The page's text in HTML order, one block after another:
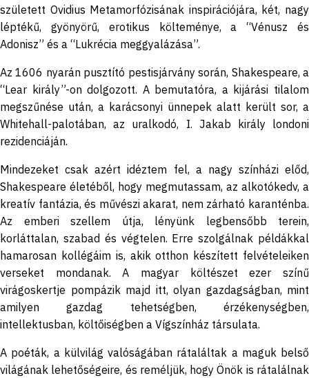
született Ovidius Metamorfózisának inspirációjára, két, nagy
léptékű, gyönyörű, erotikus költeménye, a “Vénusz és
Adonisz” és a “Lukrécia meggyalázása”.
Az 1606 nyarán pusztító pestisjárvány során, Shakespeare, a
“Lear király”-on dolgozott. A bemutatóra, a kijárási tilalom
megszűnése után, a karácsonyi ünnepek alatt került sor, a
Whitehall-palotában, az uralkodó, I. Jakab király londoni
rezidenciáján.
Mindezeket csak azért idéztem fel, a nagy színházi előd,
Shakespeare életéből, hogy megmutassam, az alkotókedv, a
kreatív fantázia, és művészi akarat, nem zárható karanténba.
Az emberi szellem útja, lényünk legbensőbb terein,
korláttalan, szabad és végtelen. Erre szolgálnak példákkal
hamarosan kollégáim is, akik otthon készített felvételeiken
verseket mondanak. A magyar költészet ezer színű
virágoskertje pompázik majd itt, olyan gazdagságban, mint
amilyen gazdag tehetségben, érzékenységben,
intellektusban, költőiségben a Vígszínház társulata.
A poéták, a külvilág valóságában rátaláltak a maguk belső
világának lehetőségeire, és reméljük, hogy Önök is rátalálnak